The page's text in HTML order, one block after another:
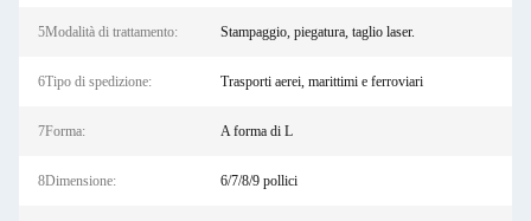
5Modalità di trattamento: Stampaggio, piegatura, taglio laser.
6Tipo di spedizione: Trasporti aerei, marittimi e ferroviari
7Forma: A forma di L
8Dimensione: 6/7/8/9 pollici